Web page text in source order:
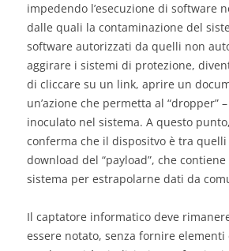
impedendo l’esecuzione di software
dalle quali la contaminazione del
software autorizzati da quelli non
aggirare i sistemi di protezione,
di cliccare su un link, aprire un
un’azione che permetta al
inoculato nel sistema. A questo
conferma che il dispositvo è tra
download del “payload”, che
sistema per estrapolarne dati da
Il captatore informatico deve
essere notato, senza fornire